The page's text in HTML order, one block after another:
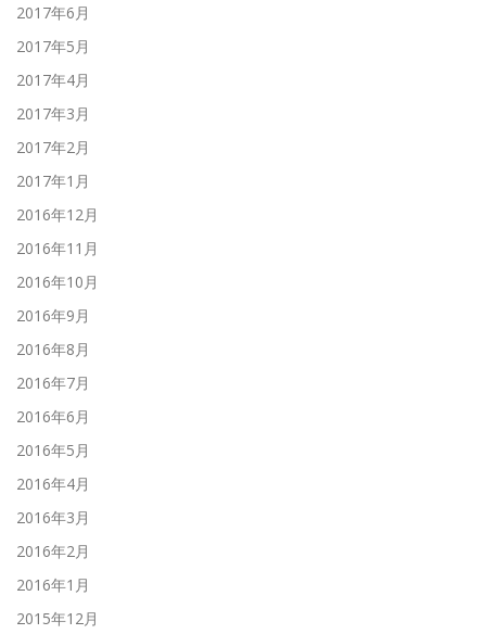
2017年6月
2017年5月
2017年4月
2017年3月
2017年2月
2017年1月
2016年12月
2016年11月
2016年10月
2016年9月
2016年8月
2016年7月
2016年6月
2016年5月
2016年4月
2016年3月
2016年2月
2016年1月
2015年12月